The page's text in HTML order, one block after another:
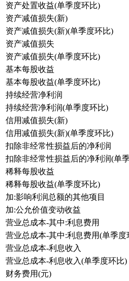
资产处置收益(单季度环比)
资产减值损失(新)
资产减值损失(新)(单季度环比)
资产减值损失
资产减值损失(单季度环比)
基本每股收益
基本每股收益(单季度环比)
持续经营净利润
持续经营净利润(单季度环比)
信用减值损失(新)
信用减值损失(新)(单季度环比)
扣除非经常性损益后的净利润
扣除非经常性损益后的净利润(单
稀释每股收益
稀释每股收益(单季度环比)
加:影响利润总额的其他项目
加:公允价值变动收益
营业总成本-其中:利息费用
营业总成本-其中:利息费用(单季度
营业总成本-利息收入
营业总成本-利息收入(单季度环比)
财务费用(元)